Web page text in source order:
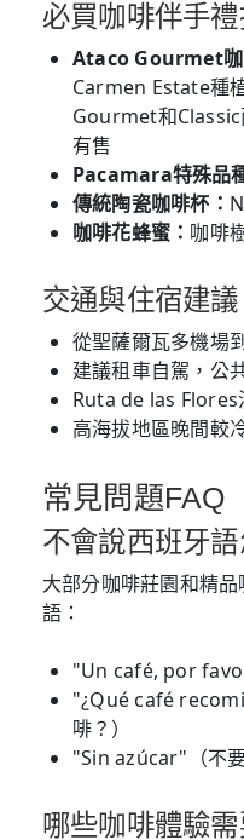
必買咖啡伴手
Ataco Gourmet咖
Carmen Estate種
Gourmet和Classic
有售
Pacamara特殊品
傳統陶瓷咖啡杯：
咖啡花蜂蜜： 咖啡
交通與住宿建議
從聖薩爾瓦多機場
建議租車自駕，公
Ruta de las Flores
高海拔地區晚間較
常見問題FAQ
不會說西班牙
大部分咖啡莊園和精
語：
"Un café, por
"¿Qué café
啡？）
"Sin azúcar"（不要
哪些咖啡體驗